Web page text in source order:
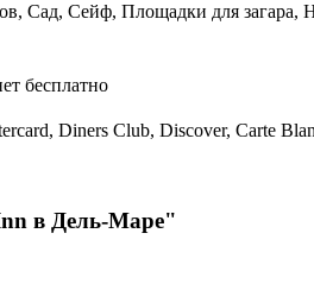
Сад, Сейф, Площадки для загара,
бесплатно
Diners Club, Discover, Carte
в Дель-Маре"